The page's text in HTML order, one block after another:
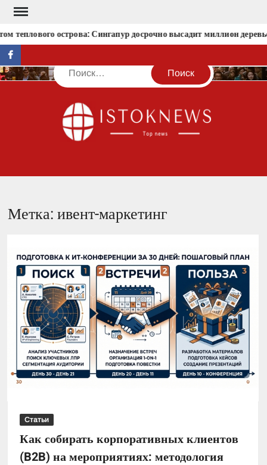
Перейти
содержимому
теплового острова: Сингапур досрочно высадит миллион
facebook
Поиск
Метка:ивент-маркетинг
Статьи
Как собирать корпоративных клиентов
(B2B) на мероприятиях: методология